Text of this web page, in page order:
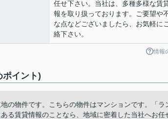
任せ下さい。当社は、多種多様な賃
報を取り扱っております。ご要望や
な点などございましたら、お気軽に
絡下さい。
情報
ポイント)
の物件です。こちらの物件はマンションです。「ラ
る賃貸情報のことなら、地域に密着した当社へお任